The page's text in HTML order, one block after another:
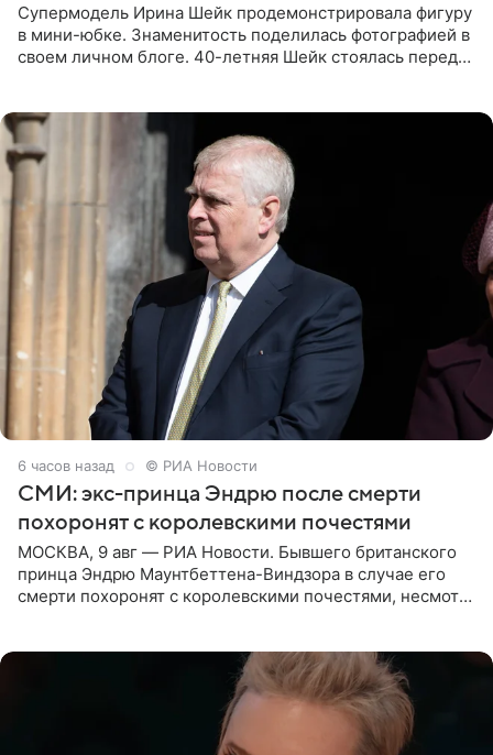
Супермодель Ирина Шейк продемонстрировала фигуру
в мини-юбке. Знаменитость поделилась фотографией в
своем личном блоге. 40-летняя Шейк стоялась перед
6 часов назад © РИА Новости
СМИ: экс-принца Эндрю после смерти
похоронят с королевскими почестями
МОСКВА, 9 авг — РИА Новости. Бывшего британского
принца Эндрю Маунтбеттена-Виндзора в случае его
смерти похоронят с королевскими почестями, несмотря